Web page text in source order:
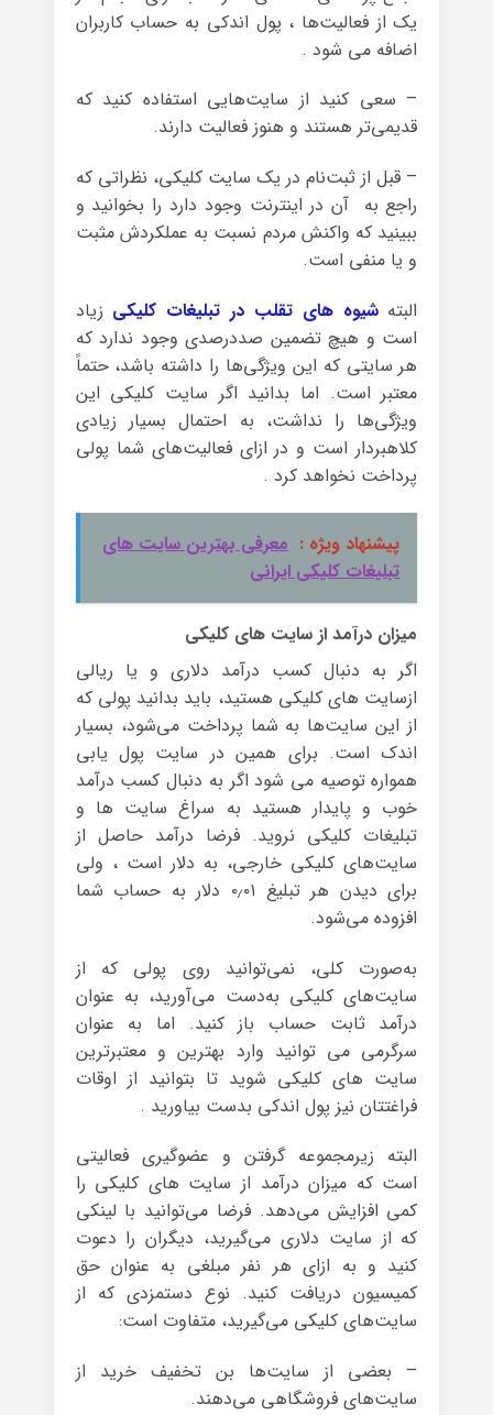
یک از فعالیت‌ها ، پول اندکی به حساب کاربران
اضافه می شود .
– سعی کنید از سایت‌هایی استفاده کنید که
قدیمی‌تر هستند و هنوز فعالیت دارند.
– قبل از ثبت‌نام در یک سایت کلیکی، نظراتی که
راجع به آن در اینترنت وجود دارد را بخوانید و
ببینید که واکنش مردم نسبت به عملکردش مثبت
و یا منفی است.
البتهشیوه های تقلب در تبلیغات کلیکی زیاد
است و هیچ تضمین صددرصدی وجود ندارد که
هر سایتی که این ویژگی‌ها را داشته باشد، حتماً
معتبر است. اما بدانید اگر سایت کلیکی این
ویژگی‌ها را نداشت، به احتمال بسیار زیادی
کلاهبردار است و در ازای فعالیت‌های شما پولی
پرداخت نخواهد کرد .
پیشنهاد ویژه : معرفی بهترین سایت های
تبلیغات کلیکی ایرانی
میزان درآمد از سایت های کلیکی
اگر به دنبال کسب درآمد دلاری و یا ریالی
ازسایت های کلیکی هستید، باید بدانید پولی که
از این سایت‌ها به شما پرداخت می‌شود، بسیار
اندک است. برای همین در سایت پول یابی
همواره توصیه می شود اگر به دنبال کسب درآمد
خوب و پایدار هستید به سراغ سایت ها و
تبلیغات کلیکی نروید. فرضا درآمد حاصل از
سایت‌های کلیکی خارجی، به دلار است ، ولی
برای دیدن هر تبلیغ ۰٫۰۱ دلار به حساب شما
افزوده می‌شود.
به‌صورت کلی، نمی‌توانید روی پولی که از
سایت‌های کلیکی به‌دست می‌آورید، به عنوان
درآمد ثابت حساب باز کنید. اما به عنوان
سرگرمی می توانید وارد بهترین و معتبرترین
سایت های کلیکی شوید تا بتوانید از اوقات
فراغتتان نیز پول اندکی بدست بیاورید .
البته زیرمجموعه گرفتن و عضوگیری فعالیتی
است که میزان درآمد از سایت های کلیکی را
کمی افزایش می‌دهد. فرضا می‌توانید با لینکی
که از سایت دلاری می‌گیرید، دیگران را دعوت
کنید و به ازای هر نفر مبلغی به عنوان حق
کمیسیون دریافت کنید. نوع دستمزدی که از
سایت‌های کلیکی می‌گیرید، متفاوت است:
– بعضی از سایت‌ها بن تخفیف خرید از
سایت‌های فروشگاهی می‌دهند.